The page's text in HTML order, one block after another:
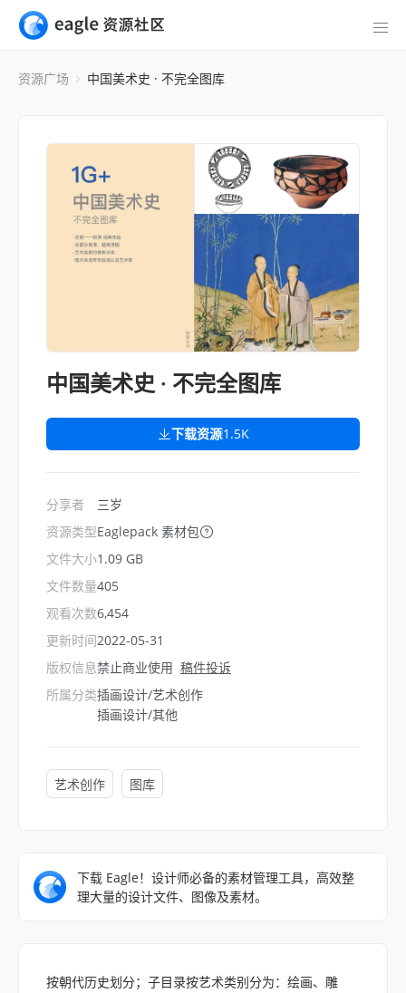
资源广场 中国美术史 · 不完全图库
中国美术史 · 不完全图库
下载资源1.5K
分享者
资源类型
文件大小
文件数量
观看次数
更新时间
版权信息
所属分类
三岁
Eaglepack 素材包
1.09 GB
405
6,454
2022-05-31
禁止商业使用 稿件投诉
插画设计/艺术创作
插画设计/其他
艺术创作 图库
下载 Eagle！设计师必备的素材管理工具，高效整
理大量的设计文件、图像及素材。
按朝代历史划分；子目录按艺术类别分为：绘画、雕